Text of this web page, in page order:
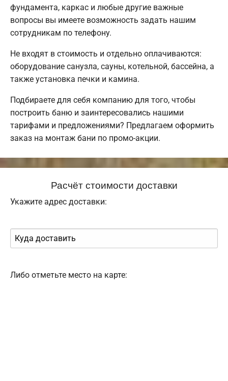
фундамента, каркас и любые другие важные
вопросы вы имеете возможность задать нашим
сотрудникам по телефону.
Не входят в стоимость и отдельно оплачиваются:
оборудование санузла, сауны, котельной, бассейна, а
также установка печки и камина.
Подбираете для себя компанию для того, чтобы
построить баню и заинтересовались нашими
тарифами и предложениями? Предлагаем оформить
заказ на монтаж бани по промо-акции.
Расчёт стоимости доставки
Укажите адрес доставки:
Либо отметьте место на карте: